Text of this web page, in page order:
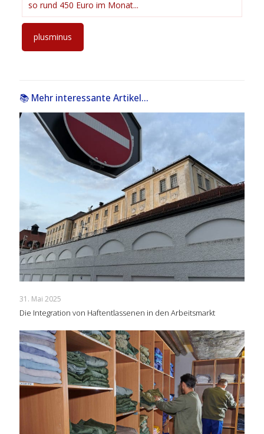
so rund 450 Euro im Monat...
plusminus
📚 Mehr interessante Artikel...
31. Mai 2025
Die Integration von Haftentlassenen in den Arbeitsmarkt